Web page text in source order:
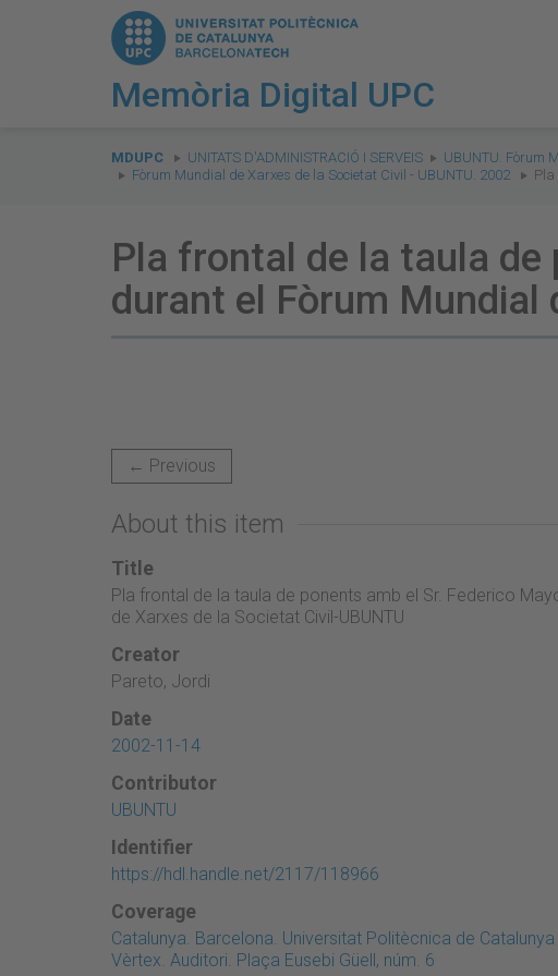
Memòria Digital UPC
are
here:
MDUPC UNITATS D'ADMINISTRACIÓ I SERVEIS UBUNTU. Fòrum
Fòrum Mundial de Xarxes de la Societat Civil - UBUNTU. 2002
Pla
Pla frontal de la taula de
durant el Fòrum Mundial
← Previous
About this item
Title
Pla frontal de la taula de ponents amb el Sr. Federico
de Xarxes de la Societat Civil-UBUNTU
Creator
Pareto, Jordi
Date
2002-11-14
Contributor
UBUNTU
Identifier
https://hdl.handle.net/2117/118966
Coverage
Catalunya. Barcelona. Universitat Politècnica de
Vèrtex. Auditori. Plaça Eusebi Güell, núm. 6